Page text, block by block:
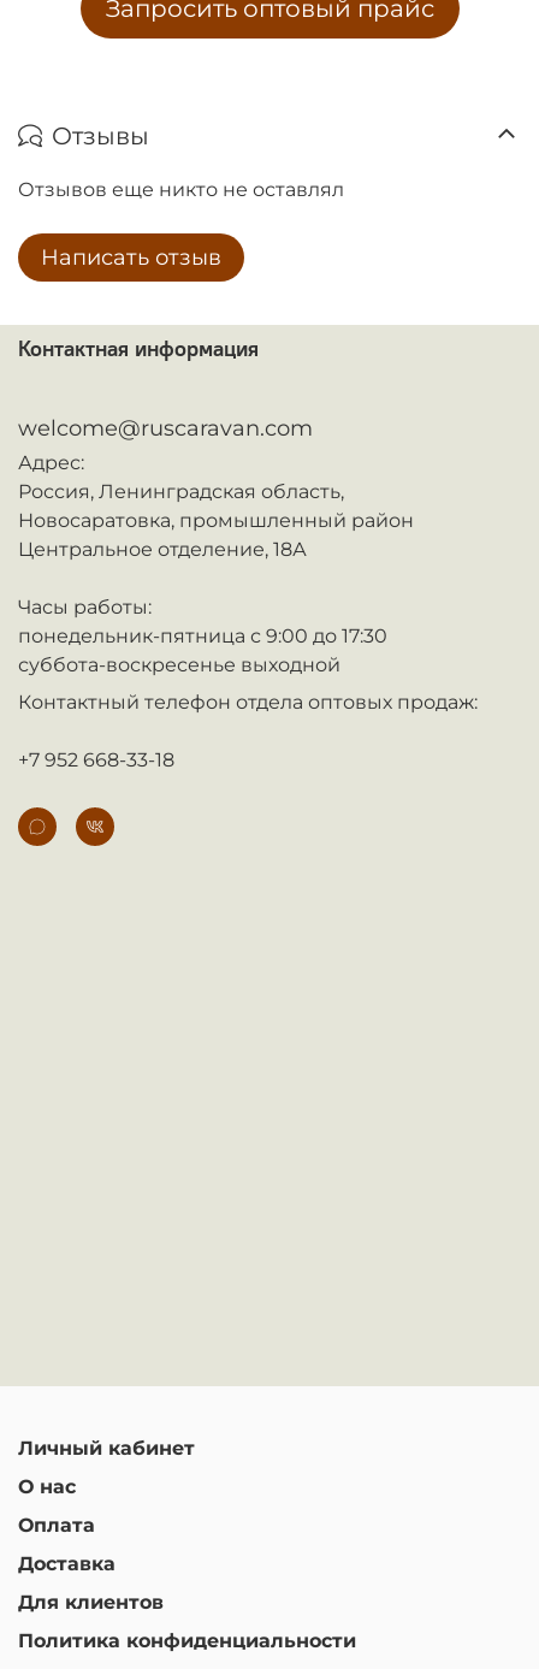
Запросить оптовый прайс
Отзывы
Отзывов еще никто не оставлял
Написать отзыв
Контактная информация
welcome@ruscaravan.com
Адрес:
Россия, Ленинградская область,
Новосаратовка, промышленный район
Центральное отделение, 18А
Часы работы:
понедельник-пятница с 9:00 до 17:30
суббота-воскресенье выходной
Контактный телефон отдела оптовых продаж:
+7 952 668-33-18
Личный кабинет
О нас
Оплата
Доставка
Для клиентов
Политика конфиденциальности